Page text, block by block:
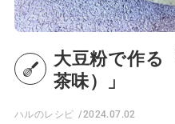
大豆粉で作る
茶味）」
ハルのレシピ 2024.07.02